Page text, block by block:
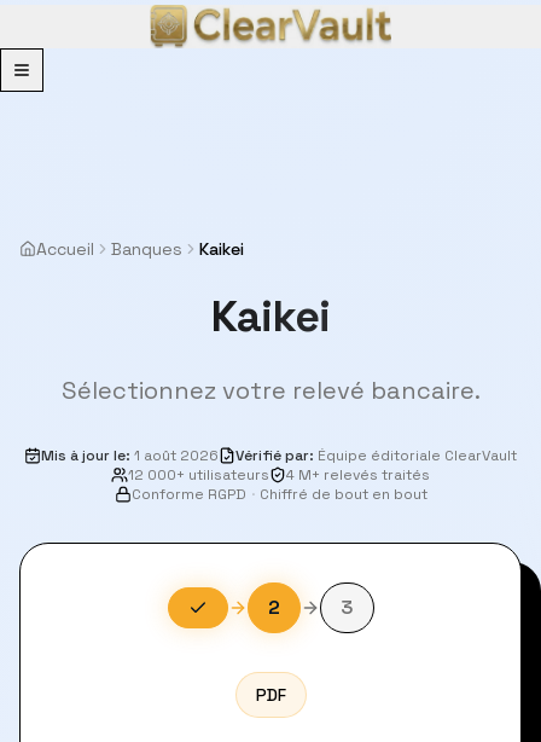
Menu
Accueil Banques Kaikei
Kaikei
Sélectionnez votre relevé bancaire.
Mis à jour le: 1 août 2026 Vérifié par: Équipe éditoriale ClearVault
12 000+ utilisateurs
4 M+ relevés traités
Conforme RGPD · Chiffré de bout en bout
2 3
PDF